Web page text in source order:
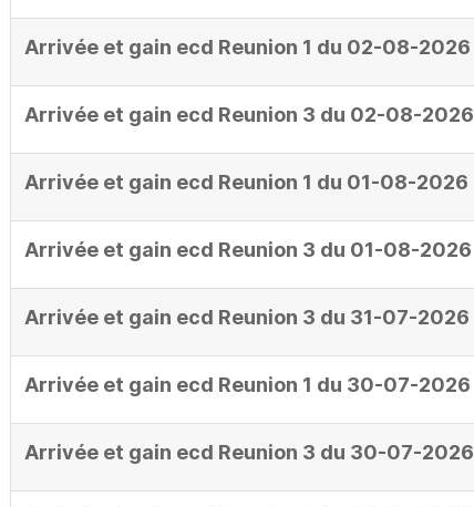
Arrivée et gain ecd Reunion 1 du 02-08-2026
Arrivée et gain ecd Reunion 3 du 02-08-2026
Arrivée et gain ecd Reunion 1 du 01-08-2026
Arrivée et gain ecd Reunion 3 du 01-08-2026
Arrivée et gain ecd Reunion 3 du 31-07-2026
Arrivée et gain ecd Reunion 1 du 30-07-2026
Arrivée et gain ecd Reunion 3 du 30-07-2026